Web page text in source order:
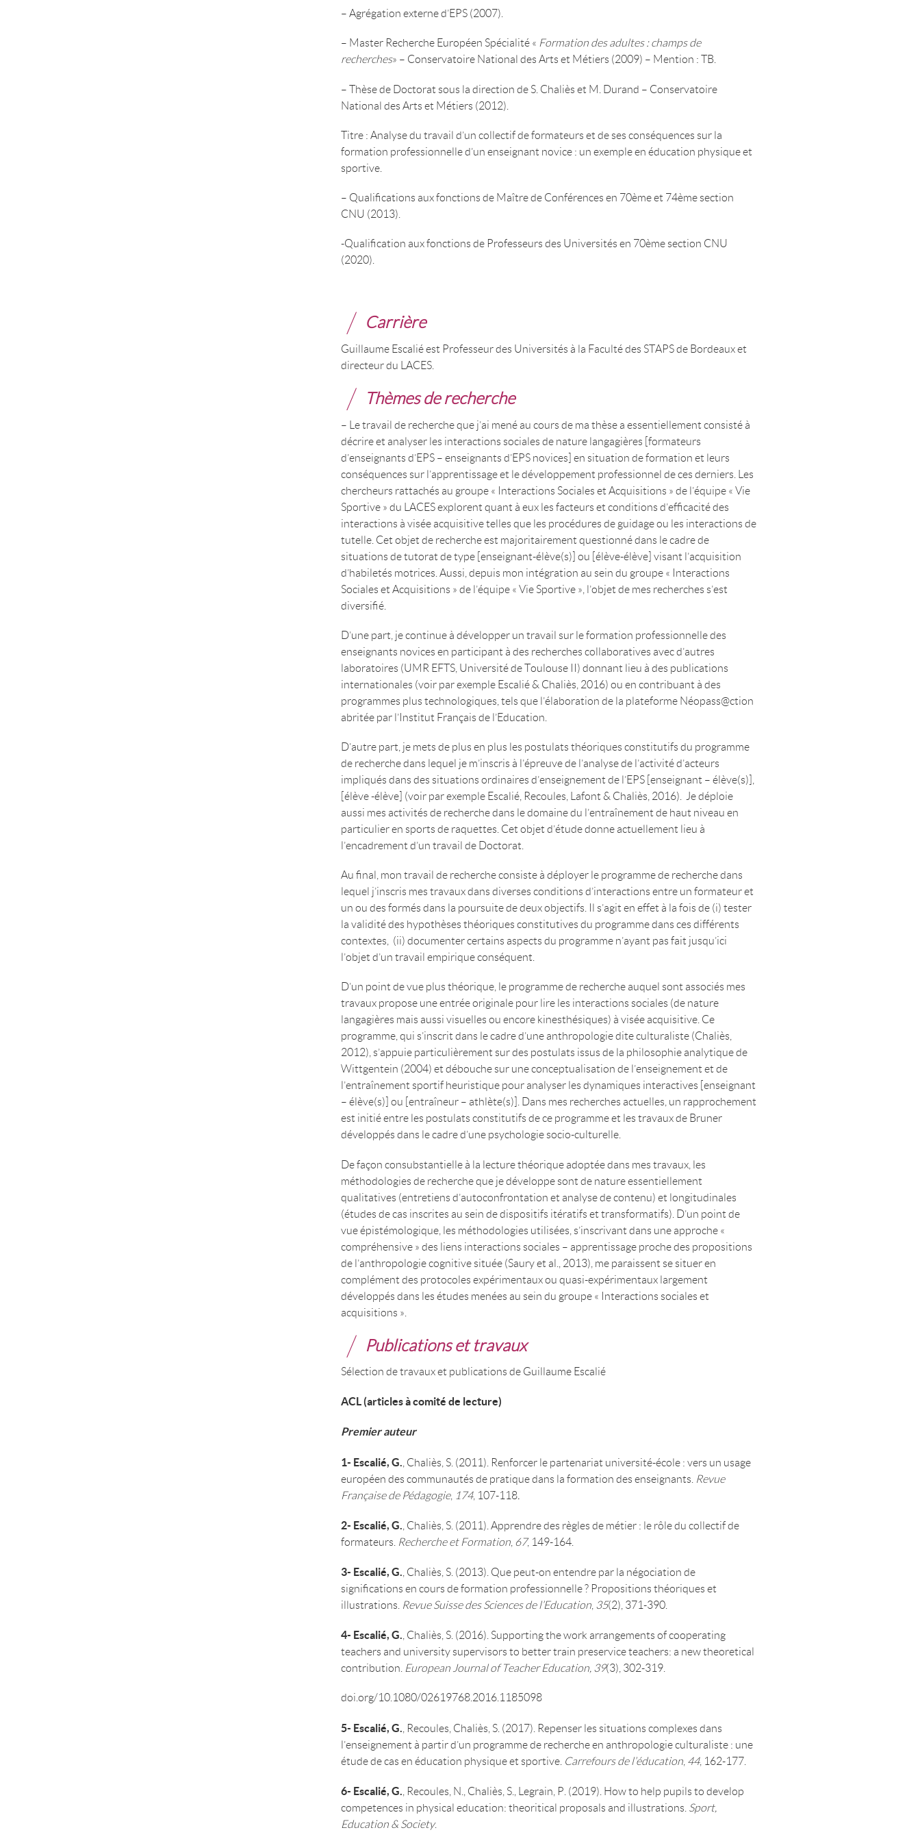
– Agrégation externe d’EPS (2007).
– Master Recherche Européen Spécialité « Formation des adultes : champs de
recherches» – Conservatoire National des Arts et Métiers (2009) – Mention : TB.
– Thèse de Doctorat sous la direction de S. Chaliès et M. Durand – Conservatoire
National des Arts et Métiers (2012).
Titre : Analyse du travail d’un collectif de formateurs et de ses conséquences sur la
formation professionnelle d’un enseignant novice : un exemple en éducation physique et
sportive.
– Qualifications aux fonctions de Maître de Conférences en 70ème et 74ème section
CNU (2013).
-Qualification aux fonctions de Professeurs des Universités en 70ème section CNU
(2020).
Carrière
Guillaume Escalié est Professeur des Universités à la Faculté des STAPS de Bordeaux et
directeur du LACES.
Thèmes de recherche
– Le travail de recherche que j’ai mené au cours de ma thèse a essentiellement consisté à
décrire et analyser les interactions sociales de nature langagières [formateurs
d’enseignants d’EPS – enseignants d’EPS novices] en situation de formation et leurs
conséquences sur l’apprentissage et le développement professionnel de ces derniers. Les
chercheurs rattachés au groupe « Interactions Sociales et Acquisitions » de l’équipe « Vie
Sportive » du LACES explorent quant à eux les facteurs et conditions d’efficacité des
interactions à visée acquisitive telles que les procédures de guidage ou les interactions de
tutelle. Cet objet de recherche est majoritairement questionné dans le cadre de
situations de tutorat de type [enseignant-élève(s)] ou [élève-élève] visant l’acquisition
d’habiletés motrices. Aussi, depuis mon intégration au sein du groupe « Interactions
Sociales et Acquisitions » de l’équipe « Vie Sportive », l’objet de mes recherches s’est
diversifié.
D’une part, je continue à développer un travail sur le formation professionnelle des
enseignants novices en participant à des recherches collaboratives avec d’autres
laboratoires (UMR EFTS, Université de Toulouse II) donnant lieu à des publications
internationales (voir par exemple Escalié & Chaliès, 2016) ou en contribuant à des
programmes plus technologiques, tels que l’élaboration de la plateforme Néopass@ction
abritée par l’Institut Français de l’Education.
D’autre part, je mets de plus en plus les postulats théoriques constitutifs du programme
de recherche dans lequel je m’inscris à l’épreuve de l’analyse de l’activité d’acteurs
impliqués dans des situations ordinaires d’enseignement de l’EPS [enseignant – élève(s)],
[élève -élève] (voir par exemple Escalié, Recoules, Lafont & Chaliès, 2016). Je déploie
aussi mes activités de recherche dans le domaine du l’entraînement de haut niveau en
particulier en sports de raquettes. Cet objet d’étude donne actuellement lieu à
l’encadrement d’un travail de Doctorat.
Au final, mon travail de recherche consiste à déployer le programme de recherche dans
lequel j’inscris mes travaux dans diverses conditions d’interactions entre un formateur et
un ou des formés dans la poursuite de deux objectifs. Il s’agit en effet à la fois de (i) tester
la validité des hypothèses théoriques constitutives du programme dans ces différents
contextes, (ii) documenter certains aspects du programme n’ayant pas fait jusqu’ici
l’objet d’un travail empirique conséquent.
D’un point de vue plus théorique, le programme de recherche auquel sont associés mes
travaux propose une entrée originale pour lire les interactions sociales (de nature
langagières mais aussi visuelles ou encore kinesthésiques) à visée acquisitive. Ce
programme, qui s’inscrit dans le cadre d’une anthropologie dite culturaliste (Chaliès,
2012), s’appuie particulièrement sur des postulats issus de la philosophie analytique de
Wittgentein (2004) et débouche sur une conceptualisation de l’enseignement et de
l’entraînement sportif heuristique pour analyser les dynamiques interactives [enseignant
– élève(s)] ou [entraîneur – athlète(s)]. Dans mes recherches actuelles, un rapprochement
est initié entre les postulats constitutifs de ce programme et les travaux de Bruner
développés dans le cadre d’une psychologie socio-culturelle.
De façon consubstantielle à la lecture théorique adoptée dans mes travaux, les
méthodologies de recherche que je développe sont de nature essentiellement
qualitatives (entretiens d’autoconfrontation et analyse de contenu) et longitudinales
(études de cas inscrites au sein de dispositifs itératifs et transformatifs). D’un point de
vue épistémologique, les méthodologies utilisées, s’inscrivant dans une approche «
compréhensive » des liens interactions sociales – apprentissage proche des propositions
de l’anthropologie cognitive située (Saury et al., 2013), me paraissent se situer en
complément des protocoles expérimentaux ou quasi-expérimentaux largement
développés dans les études menées au sein du groupe « Interactions sociales et
acquisitions ».
Publications et travaux
Sélection de travaux et publications de Guillaume Escalié
ACL (articles à comité de lecture)
Premier auteur
1- Escalié, G. , Chaliès, S. (2011). Renforcer le partenariat université-école : vers un usage
européen des communautés de pratique dans la formation des enseignants. Revue
Française de Pédagogie, 174, 107-118.
2- Escalié, G. , Chaliès, S. (2011). Apprendre des règles de métier : le rôle du collectif de
formateurs. Recherche et Formation 67, 149-164.
3- Escalié, G. , Chaliès, S. (2013). Que peut-on entendre par la négociation de
significations en cours de formation professionnelle ? Propositions théoriques et
illustrations. Revue Suisse des Sciences de l’Education 35(2), 371-390.
4- Escalié, G. , Chaliès, S. (2016). Supporting the work arrangements of cooperating
teachers and university supervisors to better train preservice teachers: a new theoretical
contribution. European Journal of Teacher Education, 39(3), 302-319.
doi.org/10.1080/02619768.2016.1185098
5- Escalié, G.
, Recoules, Chaliès, S. (2017). Repenser les situations complexes dans
l’enseignement à partir d’un programme de recherche en anthropologie culturaliste : une
étude de cas en éducation physique et sportive. Carrefours de l’éducation 44, 162-177.
6- Escalié, G. , Recoules, N., Chaliès, S., Legrain, P. (2019). How to help pupils to develop
competences in physical education: theoritical proposals and illustrations. Sport,
Education & Society.